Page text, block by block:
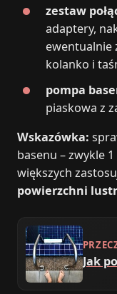
zestaw
adaptery,
ewentualnie
kolanko i
pompa
piaskowa z
Wskazówka:
basenu – zwykle
większych
powierzchni
Jak